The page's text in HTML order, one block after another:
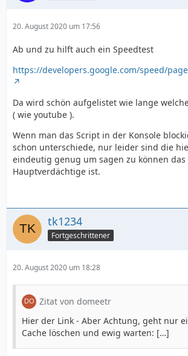
20. August 2020 um 17:56
Ab und zu hilft auch ein Speedtest
https://developers.google.com/speed/
Da wird schön aufgelistet wie lange
( wie youtube ).
Wenn man das Script in der Konsole
schon unterschiede, nur leider sind die
eindeutig genug um sagen zu können das
Hauptverdächtige ist.
tk1234
Fortgeschrittener
20. August 2020 um 18:28
Zitat von domeetr
Hier der Link - Aber Achtung, geht nur
Cache löschen und ewig warten: […]